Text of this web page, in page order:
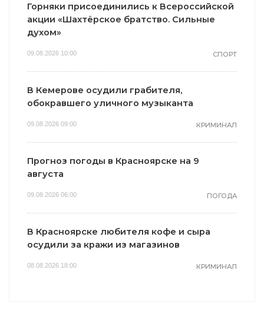
Горняки присоединились к Всероссийской
акции «Шахтёрское братство. Сильные
духом»
09.08.2026 10:00 СПОРТ
В Кемерове осудили грабителя,
обокравшего уличного музыканта
09.08.2026 09:00 КРИМИНАЛ
Прогноз погоды в Красноярске на 9
августа
09.08.2026 06:00 ПОГОДА
В Красноярске любителя кофе и сыра
осудили за кражи из магазинов
08.08.2026 18:00 КРИМИНАЛ